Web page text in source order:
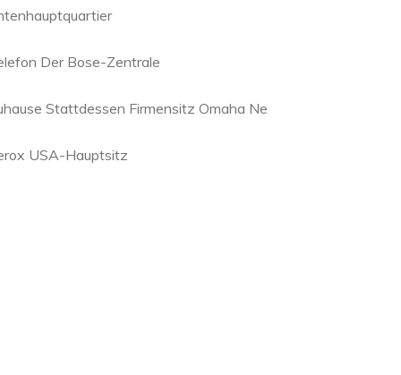
Der Bose-Zentrale
Stattdessen Firmensitz Omaha Ne
USA-Hauptsitz